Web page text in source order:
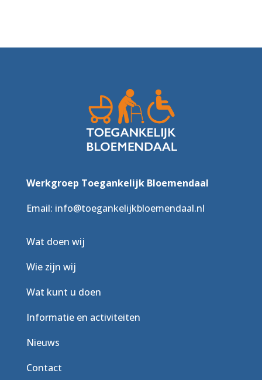
Werkgroep Toegankelijk Bloemendaal
Email: info@toegankelijkbloemendaal.nl
Wat doen wij
Wie zijn wij
Wat kunt u doen
Informatie en activiteiten
Nieuws
Contact